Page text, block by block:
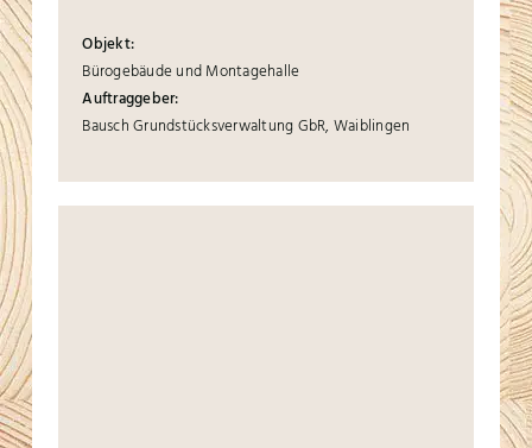
Objekt:
Bürogebäude und Montagehalle
Auftraggeber:
Bausch Grundstücksverwaltung GbR, Waiblingen